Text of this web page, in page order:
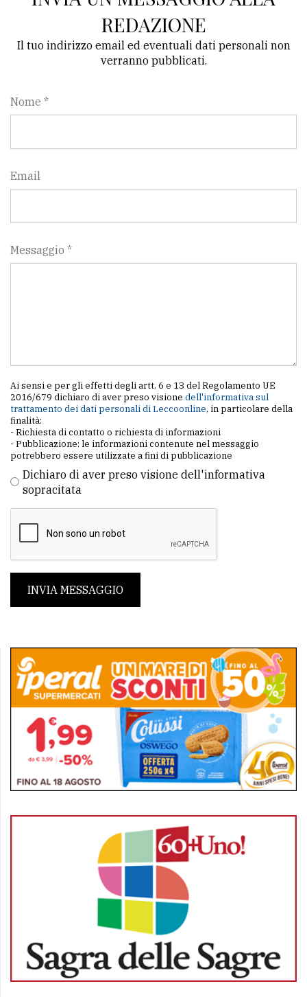
REDAZIONE
Il tuo indirizzo email ed eventuali dati personali non
verranno pubblicati.
Nome *
Email
Messaggio *
Ai sensi e per gli effetti degli artt. 6 e 13 del Regolamento UE
2016/679 dichiaro di aver preso visione dell'informativa sul
trattamento dei dati personali di Leccoonline, in particolare della
finalità:
- Richiesta di contatto o richiesta di informazioni
- Pubblicazione: le informazioni contenute nel messaggio
potrebbero essere utilizzate a fini di pubblicazione
Dichiaro di aver preso visione dell'informativa
sopracitata
INVIA MESSAGGIO